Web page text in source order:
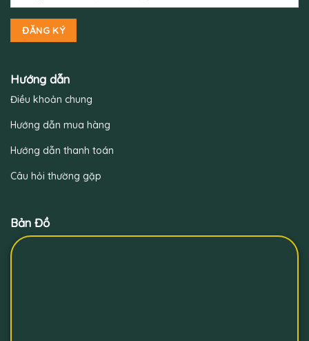
Hướng dẫn
Điều khoản chung
Hướng dẫn mua hàng
Hướng dẫn thanh toán
Câu hỏi thường gặp
Bản Đồ